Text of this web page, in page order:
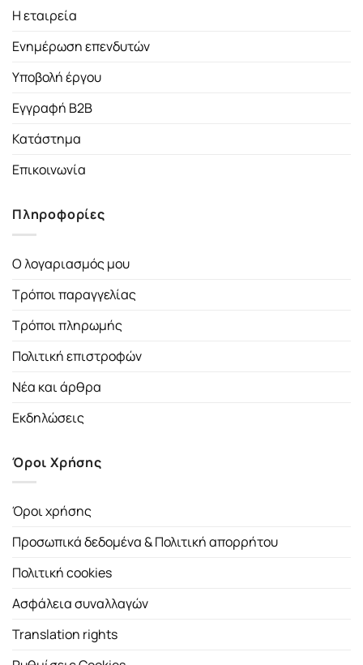
Η εταιρεία
Ενημέρωση επενδυτών
Υποβολή έργου
Εγγραφή B2B
Κατάστημα
Επικοινωνία
Πληροφορίες
Ο λογαριασμός μου
Τρόποι παραγγελίας
Τρόποι πληρωμής
Πολιτική επιστροφών
Νέα και άρθρα
Εκδηλώσεις
Όροι Χρήσης
Όροι χρήσης
Προσωπικά δεδομένα & Πολιτική απορρήτου
Πολιτική cookies
Ασφάλεια συναλλαγών
Translation rights